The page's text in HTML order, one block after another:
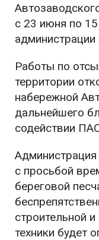
с 23 июня по
администрации
Работы по
территории
набережной
дальнейшего
содействии
с просьбой
береговой
строительной
техники будет